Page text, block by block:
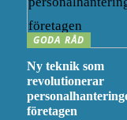
GODA RÅD
Ny teknik som
revolutionerar
företagen